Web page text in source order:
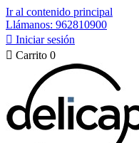
Ir al contenido principal
Llámanos: 962810900
 Iniciar sesión
 Carrito 0